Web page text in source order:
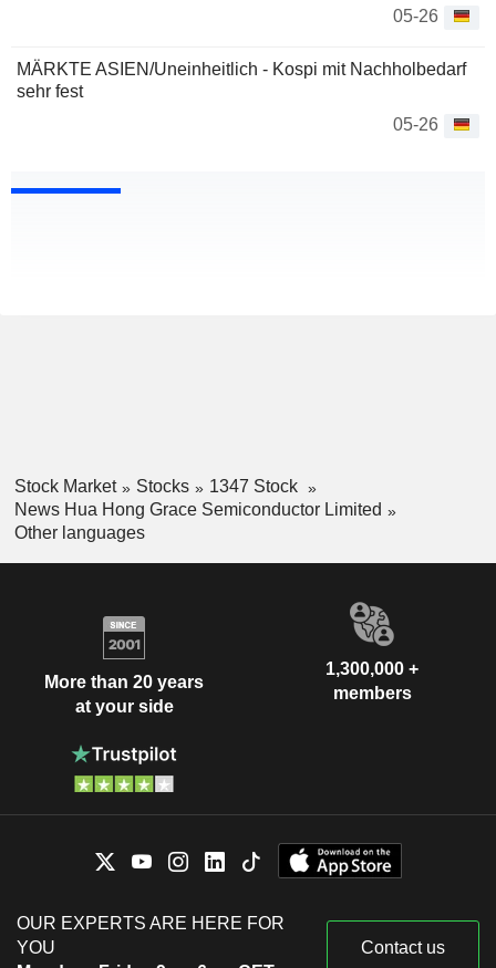
05-26
MÄRKTE ASIEN/Uneinheitlich - Kospi mit Nachholbedarf
sehr fest
05-26
Stock Market Stocks
1347 Stock
News Hua Hong Grace Semiconductor Limited
Other languages
More than 20 years
at your side
1,300,000 +
members
OUR EXPERTS ARE HERE FOR
YOU
Contact us